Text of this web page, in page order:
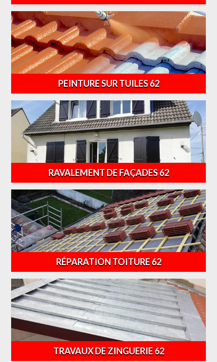
PEINTURE SUR TUILES 62
RAVALEMENT DE FAÇADES 62
RÉPARATION TOITURE 62
TRAVAUX DE ZINGUERIE 62